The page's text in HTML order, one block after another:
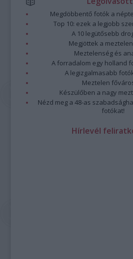
Megdöbbentő fotók a
Top 10: ezek a legjobb
A 10 legütősebb
Megjöttek a
Meztelenség és
A forradalom egy holland
A legizgalmasabb
Meztelen
Készülőben a nagy
Nézd meg a 48-as
fotókat!
Hírlevél